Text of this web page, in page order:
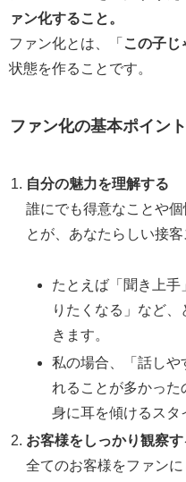
ァン化すること。
ファン化とは、「 この子じ
状態を作ることです。
ファン化の基本ポイント
自分の魅力を理解する
誰にでも得意なことや
とが、あなたらしい接
たとえば「聞き上
りたくなる」など
きます。
私の場合、「話しや
れることが多かっ
身に耳を傾けるスタ
お客様をしっかり観察す
全てのお客様をファン